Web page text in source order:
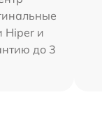
Hiper и
до 3